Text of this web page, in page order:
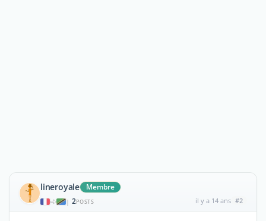
lineroyale Membre
| 2POSTS il y a 14 ans #2